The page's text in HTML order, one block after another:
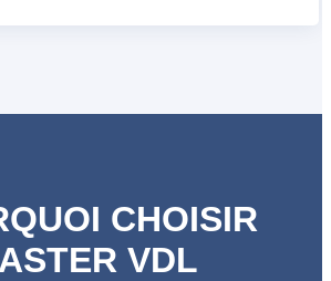
CHOISIR
VDL